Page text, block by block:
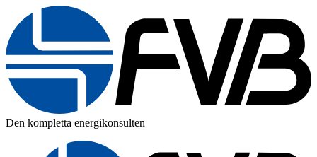
Den kompletta energikonsulten